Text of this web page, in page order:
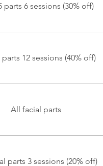
parts 6 sessions (30% off)
parts 12 sessions (40% off)
All facial parts
parts 3 sessions (20% off)